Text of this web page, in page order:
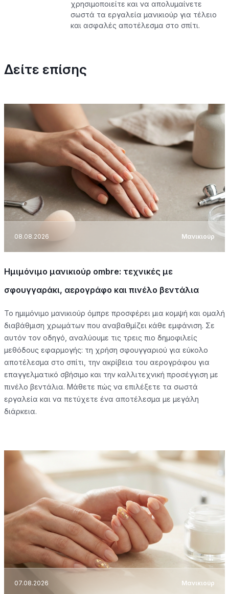
χρησιμοποιείτε και να απολυμαίνετε
σωστά τα εργαλεία μανικιούρ για τέλειο
και ασφαλές αποτέλεσμα στο σπίτι.
Δείτε επίσης
08.08.2026 Μανικιούρ
Ημιμόνιμο μανικιούρ ombre: τεχνικές με
σφουγγαράκι, αερογράφο και πινέλο βεντάλια
Το ημιμόνιμο μανικιούρ όμπρε προσφέρει μια κομψή και ομαλή
διαβάθμιση χρωμάτων που αναβαθμίζει κάθε εμφάνιση. Σε
αυτόν τον οδηγό, αναλύουμε τις τρεις πιο δημοφιλείς
μεθόδους εφαρμογής: τη χρήση σφουγγαριού για εύκολο
αποτέλεσμα στο σπίτι, την ακρίβεια του αερογράφου για
επαγγελματικό σβήσιμο και την καλλιτεχνική προσέγγιση με
πινέλο βεντάλια. Μάθετε πώς να επιλέξετε τα σωστά
εργαλεία και να πετύχετε ένα αποτέλεσμα με μεγάλη
διάρκεια.
07.08.2026 Μανικιούρ